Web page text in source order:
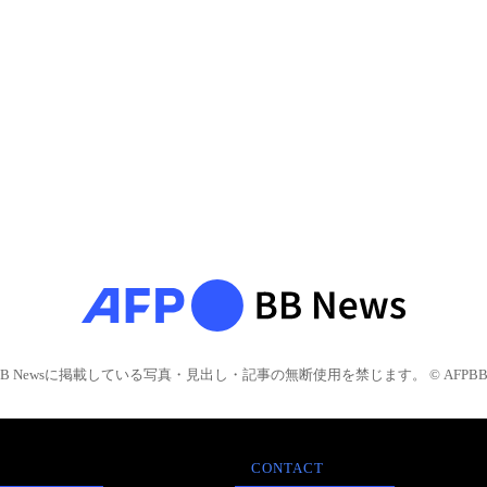
Newsに掲載している写真・見出し・記事の無断使用を禁じます。 © AFPBB
CONTACT